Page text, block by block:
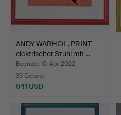
ANDY WARHOL. PRINT
elektrischer Stuhl mit …
Beendet 10. Apr 2022
39 Gebote
841 USD